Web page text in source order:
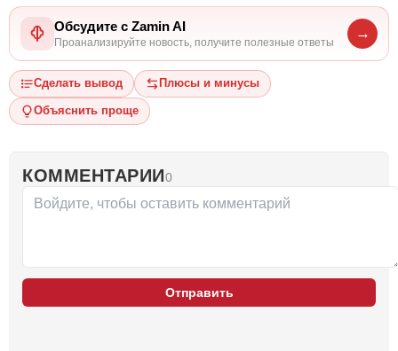
Обсудите с Zamin AI
Проанализируйте новость, получите полезные ответы
→
Сделать вывод Плюсы и минусы
Объяснить проще
КОММЕНТАРИИ0
Отправить